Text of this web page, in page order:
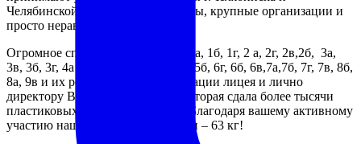
Челябинской области, детские сады, крупные организации и
просто неравнодушные люди.
Огромное спасибо всем ребятам 1а, 1б, 1г, 2 а, 2г, 2в,2б, 3а,
3в, 3б, 3г, 4а , 4б, 4г, 4в, 5г, 5в, 5а, 5б, 6г, 6б, 6в,7а,7б, 7г, 7в, 8б,
8а, 9в и их родителям, администрации лицея и лично
директору Виноградовой О.С., которая сдала более тысячи
пластиковых крышек, учителям. Благодаря вашему активному
участию наш результат за 2 недели – 63 кг!